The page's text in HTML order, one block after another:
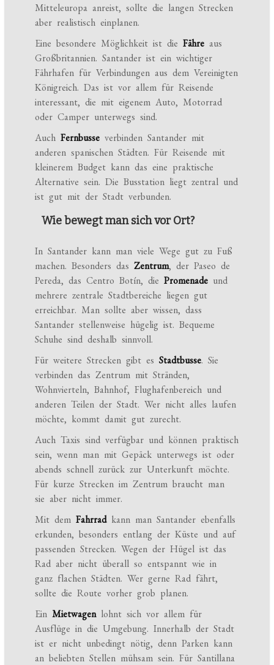
Mitteleuropa anreist, sollte die langen Strecken
aber realistisch einplanen.
Eine besondere Möglichkeit ist dieFähre aus
Großbritannien. Santander ist ein wichtiger
Fährhafen für Verbindungen aus dem Vereinigten
Königreich. Das ist vor allem für Reisende
interessant, die mit eigenem Auto, Motorrad
oder Camper unterwegs sind.
AuchFernbusse verbinden Santander mit
anderen spanischen Städten. Für Reisende mit
kleinerem Budget kann das eine praktische
Alternative sein. Die Busstation liegt zentral und
ist gut mit der Stadt verbunden.
Wie bewegt man sich vor Ort?
In Santander kann man viele Wege gut zu Fuß
machen. Besonders dasZentrum, der Paseo de
Pereda, das Centro Botín, diePromenade und
mehrere zentrale Stadtbereiche liegen gut
erreichbar. Man sollte aber wissen, dass
Santander stellenweise hügelig ist. Bequeme
Schuhe sind deshalb sinnvoll.
Für weitere Strecken gibt esStadtbusse. Sie
verbinden das Zentrum mit Stränden,
Wohnvierteln, Bahnhof, Flughafenbereich und
anderen Teilen der Stadt. Wer nicht alles laufen
möchte, kommt damit gut zurecht.
Auch Taxis sind verfügbar und können praktisch
sein, wenn man mit Gepäck unterwegs ist oder
abends schnell zurück zur Unterkunft möchte.
Für kurze Strecken im Zentrum braucht man
sie aber nicht immer.
Mit demFahrradkann man Santander ebenfalls
erkunden, besonders entlang der Küste und auf
passenden Strecken. Wegen der Hügel ist das
Rad aber nicht überall so entspannt wie in
ganz flachen Städten. Wer gerne Rad fährt,
sollte die Route vorher grob planen.
EinMietwagenlohnt sich vor allem für
Ausflüge in die Umgebung. Innerhalb der Stadt
ist er nicht unbedingt nötig, denn Parken kann
an beliebten Stellen mühsam sein. Für Santillana